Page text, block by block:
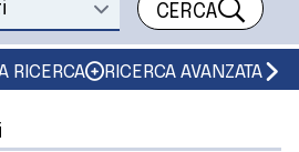
CERCA
RICERCA RICERCA AVANZATA